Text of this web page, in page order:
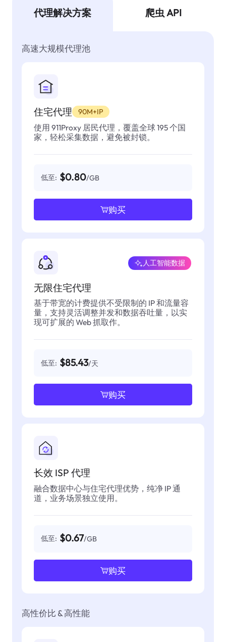
代理解决方案 爬虫 API
高速大规模代理池
住宅代理 90M+IP
使用 911Proxy 居民代理，覆盖全球 195 个国
家，轻松采集数据，避免被封锁。
低至: $0.80/GB
购买
无限住宅代理
人工智能数据
基于带宽的计费提供不受限制的 IP 和流量容
量，支持灵活调整并发和数据吞吐量，以实
现可扩展的 Web 抓取作。
低至: $85.43/天
购买
长效 ISP 代理
融合数据中心与住宅代理优势，纯净 IP 通
道，业务场景独立使用。
低至: $0.67/GB
购买
高性价比 & 高性能